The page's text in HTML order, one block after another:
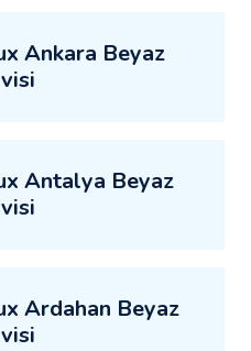
Ankara Beyaz
Antalya Beyaz
Ardahan Beyaz